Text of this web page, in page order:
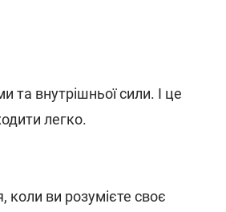
та внутрішньої сили. І це
легко.
коли ви розумієте своє